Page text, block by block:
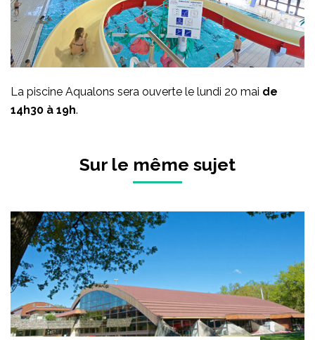
La piscine Aqualons sera ouverte le lundi 20 mai de
14h30 à 19h.
Sur le même sujet